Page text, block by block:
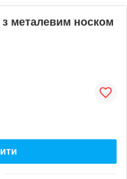
з металевим носком